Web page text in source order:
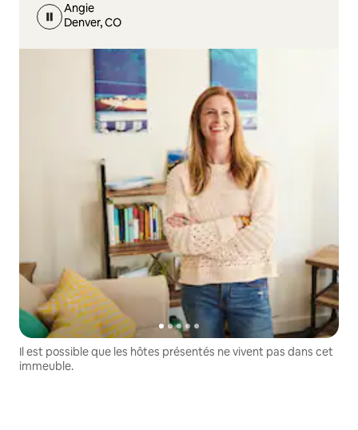
Angie
Denver, CO
Il est possible que les hôtes présentés ne vivent pas dans cet
immeuble.